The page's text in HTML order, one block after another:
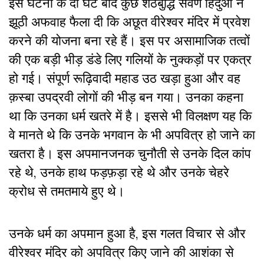
झूठी अफवाह फैला दी कि अछूत वीरेश्वर मंदिर में प्रवेश
करने की योजना बना रहे हैं। इस पर असामाजिक तत्वों
की एक बड़ी भीड़ डंडे लिए गलियों के नुक्कड़ों पर एकत्र
हो गई। संपूर्ण रूढ़िवादी महाड उठ खड़ा हुआ और वह
क़स्बा उपद्रवी लोगों की भीड़ बन गया। उनका कहना
था कि उनका धर्म खतरे में है। इससे भी विलक्षण यह कि
वे मानते थे कि उनके भगवान के भी अपवित्र हो जाने का
खतरा है। इस अपमानजनक चुनौती से उनके दिल कांप
रहे थे, उनके हाथ फड़फ़ड़ा रहे थे और उनके चेहरे
क्रोध से तमतमाये हुए थे।
उनके धर्म का अपमान हुआ है, इस गलत विचार से और
वीरेश्वर मंदिर को अपवित्र किए जाने की आशंका से